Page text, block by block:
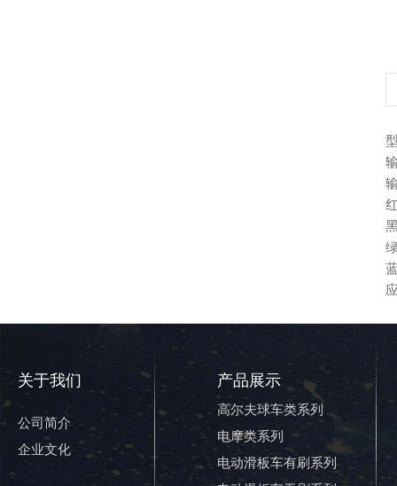
关于我们
公司简介
企业文化
产品展示
高尔夫球车类系列
电摩类系列
电动滑板车有刷系列